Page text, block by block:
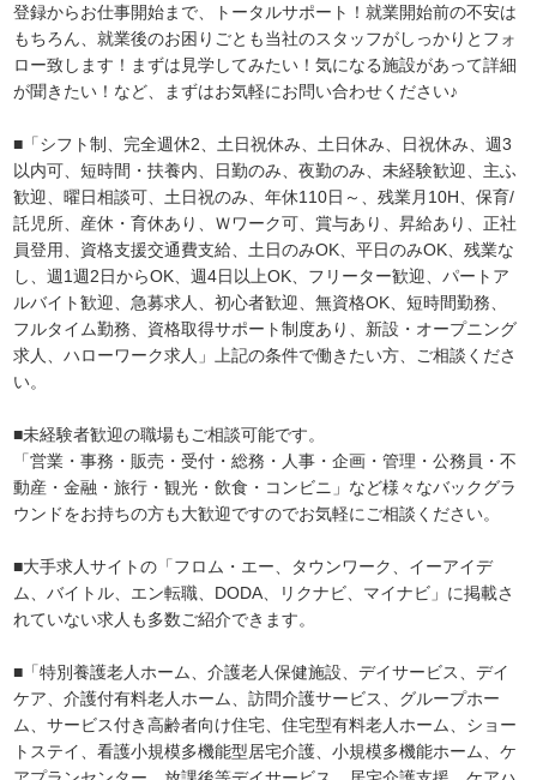
登録からお仕事開始まで、トータルサポート！就業開始前の不安は
もちろん、就業後のお困りごとも当社のスタッフがしっかりとフォ
ロー致します！まずは見学してみたい！気になる施設があって詳細
が聞きたい！など、まずはお気軽にお問い合わせください♪
■「シフト制、完全週休2、土日祝休み、土日休み、日祝休み、週3
以内可、短時間・扶養内、日勤のみ、夜勤のみ、未経験歓迎、主ふ
歓迎、曜日相談可、土日祝のみ、年休110日～、残業月10H、保育/
託児所、産休・育休あり、Ｗワーク可、賞与あり、昇給あり、正社
員登用、資格支援交通費支給、土日のみOK、平日のみOK、残業な
し、週1週2日からOK、週4日以上OK、フリーター歓迎、パートア
ルバイト歓迎、急募求人、初心者歓迎、無資格OK、短時間勤務、
フルタイム勤務、資格取得サポート制度あり、新設・オープニング
求人、ハローワーク求人」上記の条件で働きたい方、ご相談くださ
い。
■未経験者歓迎の職場もご相談可能です。
「営業・事務・販売・受付・総務・人事・企画・管理・公務員・不
動産・金融・旅行・観光・飲食・コンビニ」など様々なバックグラ
ウンドをお持ちの方も大歓迎ですのでお気軽にご相談ください。
■大手求人サイトの「フロム・エー、タウンワーク、イーアイデ
ム、バイトル、エン転職、DODA、リクナビ、マイナビ」に掲載さ
れていない求人も多数ご紹介できます。
■「特別養護老人ホーム、介護老人保健施設、デイサービス、デイ
ケア、介護付有料老人ホーム、訪問介護サービス、グループホー
ム、サービス付き高齢者向け住宅、住宅型有料老人ホーム、ショー
トステイ、看護小規模多機能型居宅介護、小規模多機能ホーム、ケ